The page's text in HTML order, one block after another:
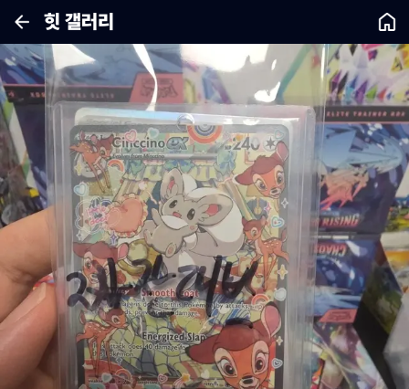
힛 갤러리